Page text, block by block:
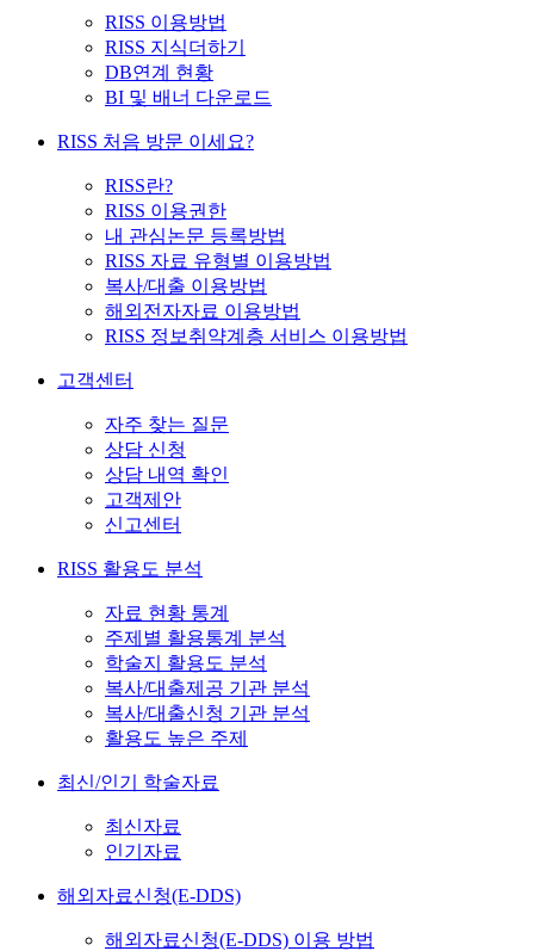
RISS 이용방법
RISS 지식더하기
DB연계 현황
BI 및 배너 다운로드
RISS 처음 방문 이세요?
RISS란?
RISS 이용권한
내 관심논문 등록방법
RISS 자료 유형별 이용방법
복사/대출 이용방법
해외전자자료 이용방법
RISS 정보취약계층 서비스 이용방법
고객센터
자주 찾는 질문
상담 신청
상담 내역 확인
고객제안
신고센터
RISS 활용도 분석
자료 현황 통계
주제별 활용통계 분석
학술지 활용도 분석
복사/대출제공 기관 분석
복사/대출신청 기관 분석
활용도 높은 주제
최신/인기 학술자료
최신자료
인기자료
해외자료신청(E-DDS)
해외자료신청(E-DDS) 이용 방법